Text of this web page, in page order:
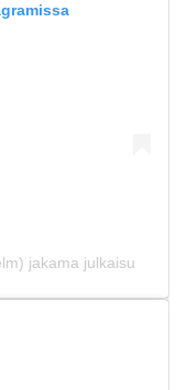
jakama julkaisu